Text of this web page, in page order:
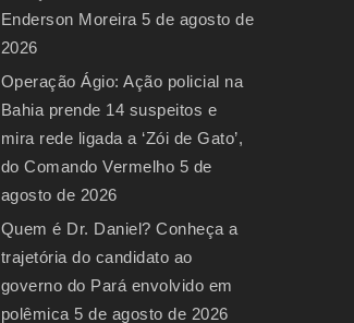
Enderson Moreira 5 de agosto de
2026
Operação Ágio: Ação policial na
Bahia prende 14 suspeitos e
mira rede ligada a ‘Zói de Gato’,
do Comando Vermelho 5 de
agosto de 2026
Quem é Dr. Daniel? Conheça a
trajetória do candidato ao
governo do Pará envolvido em
polêmica 5 de agosto de 2026